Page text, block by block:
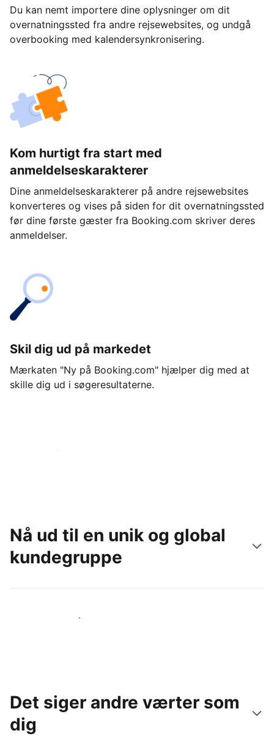
Du kan nemt importere dine oplysninger om dit
overnatningssted fra andre rejsewebsites, og undgå
overbooking med kalendersynkronisering.
Kom hurtigt fra start med
anmeldelseskarakterer
Dine anmeldelseskarakterer på andre rejsewebsites
konverteres og vises på siden for dit overnatningssted
før dine første gæster fra Booking.com skriver deres
anmeldelser.
Skil dig ud på markedet
Mærkaten "Ny på Booking.com" hjælper dig med at
skille dig ud i søgeresultaterne.
Kom i gang i dag
Nå ud til en unik og global
kundegruppe
Nå ud til nye gæster i dag
Det siger andre værter som
dig